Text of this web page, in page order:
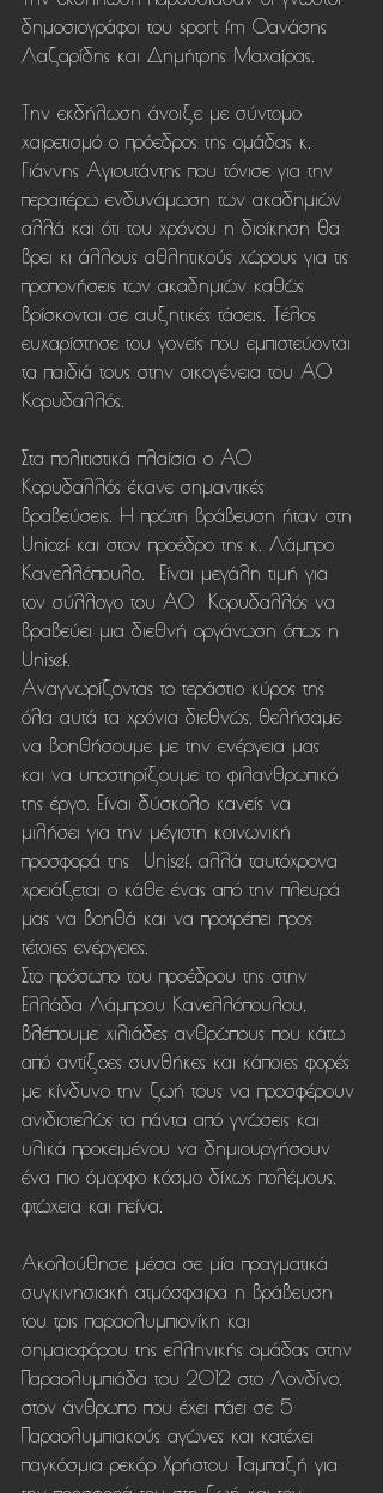
δημοσιογράφοι του sport fm Θανάσης
Λαζαρίδης και Δημήτρης Μαχαίρας.
Την εκδήλωση άνοιξε με σύντομο
χαιρετισμό ο πρόεδρος της ομάδας κ.
Γιάννης Αγιουτάντης που τόνισε για την
περαιτέρω ενδυνάμωση των ακαδημιών
αλλά και ότι του χρόνου η διοίκηση θα
βρει κι άλλους αθλητικούς χώρους για τις
προπονήσεις των ακαδημιών καθώς
βρίσκονται σε αυξητικές τάσεις. Τέλος
ευχαρίστησε του γονείς που εμπιστεύονται
τα παιδιά τους στην οικογένεια του ΑΟ
Κορυδαλλός.
Στα πολιτιστικά πλαίσια ο ΑΟ
Κορυδαλλός έκανε σημαντικές
βραβεύσεις. Η πρώτη βράβευση ήταν στη
Unicef και στον προέδρο της κ. Λάμπρο
Κανελλόπουλο.  Είναι μεγάλη τιμή για
τον σύλλογο του ΑΟ  Κορυδαλλός να
βραβεύει μια διεθνή οργάνωση όπως η
Unisef.
Αναγνωρίζοντας το τεράστιο κύρος της
όλα αυτά τα χρόνια διεθνώς, θελήσαμε
να βοηθήσουμε με την ενέργεια μας
και να υποστηρίξουμε το φιλανθρωπικό
της έργο. Είναι δύσκολο κανείς να
μιλήσει για την μέγιστη κοινωνική
προσφορά της  Unisef, αλλά ταυτόχρονα
χρειάζεται ο κάθε ένας από την πλευρά
μας να βοηθά και να προτρέπει προς
τέτοιες ενέργειες.
Στο πρόσωπο του προέδρου της στην
Ελλάδα Λάμπρου Κανελλόπουλου,
βλέπουμε χιλιάδες ανθρώπους που κάτω
από αντίξοες συνθήκες και κάποιες φορές
με κίνδυνο την ζωή τους να προσφέρουν
ανιδιοτελώς τα πάντα από γνώσεις και
υλικά προκειμένου να δημιουργήσουν
ένα πιο όμορφο κόσμο δίχως πολέμους,
φτώχεια και πείνα.
Ακολούθησε μέσα σε μία πραγματικά
συγκινησιακή ατμόσφαιρα η βράβευση
του τρις παραολυμπιονίκη και
σημαιοφόρου της ελληνικής ομάδας στην
Παραολυμπιάδα του 2012 στο Λονδίνο,
στον άνθρωπο που έχει πάει σε 5
Παραολυμπιακούς αγώνες και κατέχει
παγκόσμια ρεκόρ Χρήστου Ταμπαξή για